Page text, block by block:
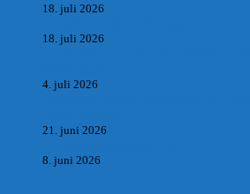
18. juli 2026
18. juli 2026
4. juli 2026
21. juni 2026
8. juni 2026